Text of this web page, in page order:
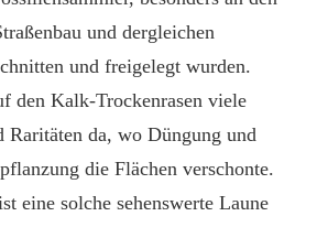
und dergleichen
und freigelegt wurden.
den Kalk-Trockenrasen viele
Raritäten da, wo Düngung und
die Flächen verschonte.
eine solche sehenswerte Laune